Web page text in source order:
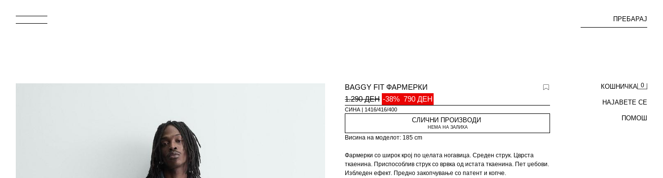
ПРЕБАРАЈ
КОШНИЧКА 0
НАЈАВЕТЕ СЕ
ПОМОШ
BAGGY FIT ФАРМЕРКИ
1.290 ДЕН -38% 790 ДЕН
СИНА 1416/416/400
СЛИЧНИ ПРОИЗВОДИ
НЕМА НА ЗАЛИХА
Висина на моделот: 185 cm
Фармерки со широк крој по целата ногавица. Среден струк. Цврста
ткаенина. Приспособлив струк со врвка од истата ткаенина. Пет џебови.
Избледен ефект. Предно закопчување со патент и копче.